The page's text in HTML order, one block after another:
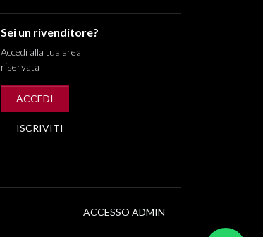
Sei un rivenditore?
Accedi alla tua area
riservata
ACCEDI
ISCRIVITI
ACCESSO ADMIN